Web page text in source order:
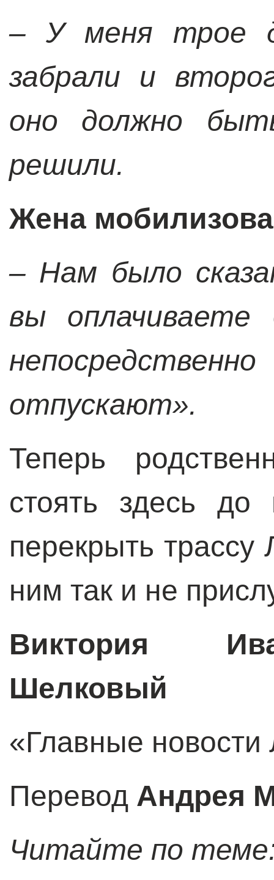
– У меня трое
забрали и
оно должно
решили.
Жена
– Нам было
вы оплачиваете
отпускают».
Теперь
стоять здесь до
перекрыть трассу
ним так и не
Виктория
Шелковый
«Главные новости
Перевод Андрея
Читайте по